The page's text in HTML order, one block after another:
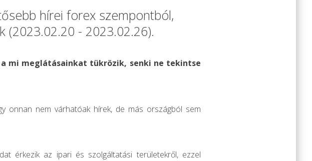
hírei forex szempontból,
(2023.02.20 - 2023.02.26).
mi meglátásainkat tükrözik, senki ne tekintse
onnan nem várhatóak hírek, de más országból sem
érkezik az ipari és szolgáltatási területekről, ezzel